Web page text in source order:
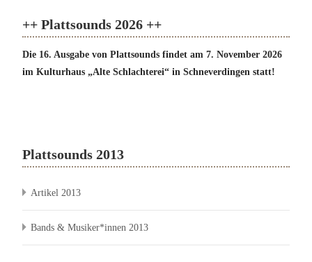
++ Plattsounds 2026 ++
Die 16. Ausgabe von Plattsounds findet am 7. November 2026
im Kulturhaus „Alte Schlachterei“ in Schneverdingen statt!
Plattsounds 2013
Artikel 2013
Bands & Musiker*innen 2013